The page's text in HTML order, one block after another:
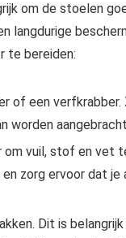
om de stoelen
langdurige
te bereiden:
of een verfkrabber.
worden
vuil, stof en vet
zorg ervoor dat je
Dit is